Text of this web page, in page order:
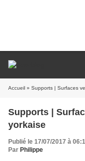
Accueil » Supports | Surfaces
Supports |
yorkaise
Publié le 17/07/2017 à
Par Philippe